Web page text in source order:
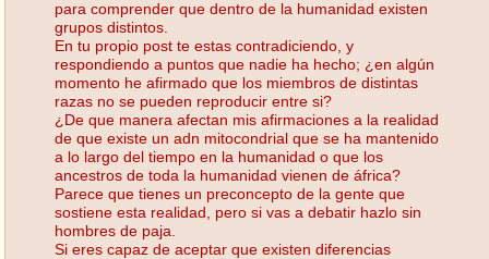
para comprender que dentro de la humanidad existen
grupos distintos.
En tu propio post te estas contradiciendo, y
respondiendo a puntos que nadie ha hecho; ¿en algún
momento he afirmado que los miembros de distintas
razas no se pueden reproducir entre si?
¿De que manera afectan mis afirmaciones a la realidad
de que existe un adn mitocondrial que se ha mantenido
a lo largo del tiempo en la humanidad o que los
ancestros de toda la humanidad vienen de áfrica?
Parece que tienes un preconcepto de la gente que
sostiene esta realidad, pero si vas a debatir hazlo sin
hombres de paja.
Si eres capaz de aceptar que existen diferencias